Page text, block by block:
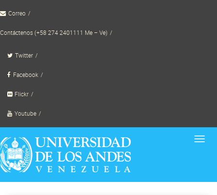
to Correo
Contáctenos (+58 274 2401111 Me – Ve)
Twitter
Facebook
Flickr
Youtube